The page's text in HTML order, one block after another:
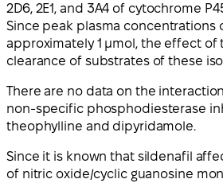
2D6, 2E1, and 3A4 of cytochrome
Since peak plasma concentrations
approximately 1 μmol, the effect of
clearance of substrates of these
There are no data on the
non-specific phosphodiesterase
theophylline and dipyridamole.
Since it is known that sildenafil
of nitric oxide/cyclic guanosine